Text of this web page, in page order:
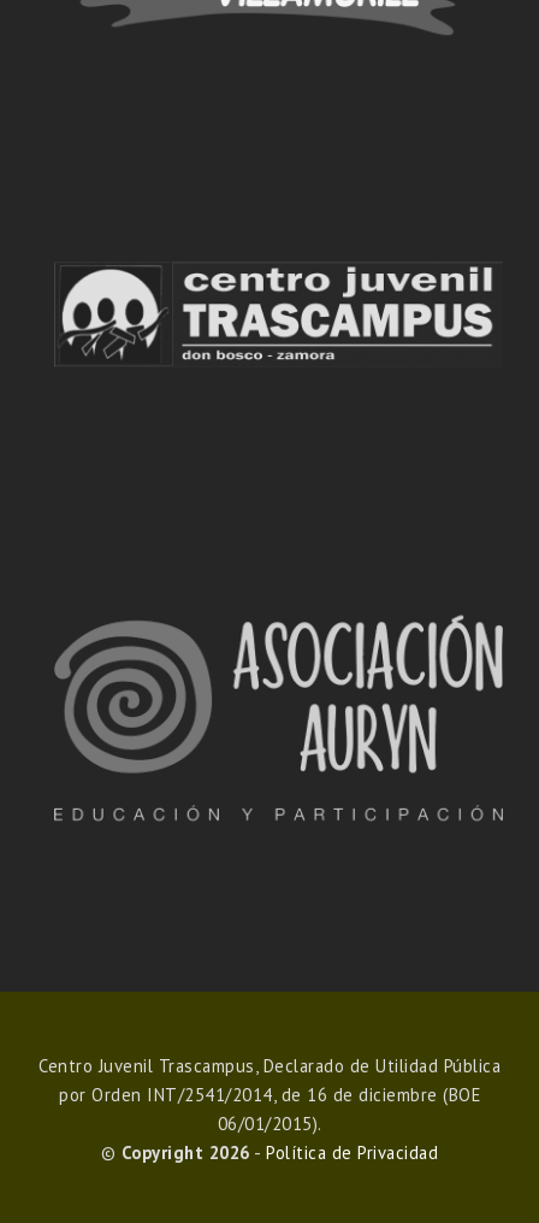
Centro Juvenil Trascampus, Declarado de Utilidad Pública
por Orden INT/2541/2014, de 16 de diciembre (BOE
06/01/2015).
© Copyright 2026 -Política de Privacidad